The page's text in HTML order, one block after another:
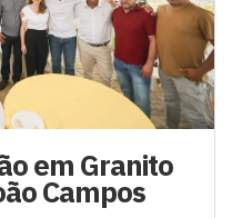
em Granito
Campos